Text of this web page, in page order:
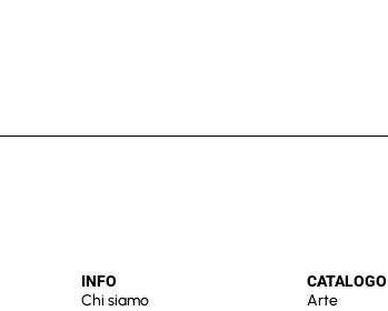
INFO
Chi siamo
CATALOGO
Arte